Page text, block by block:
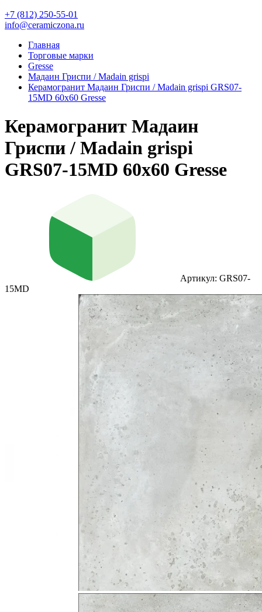
+7 (812) 250-55-01
info@ceramiczona.ru
Главная
Торговые марки
Gresse
Мадаин Гриспи / Madain grispi
Керамогранит Мадаин Гриспи / Madain grispi GRS07-
15MD 60х60 Gresse
Керамогранит Мадаин
Гриспи / Madain grispi
GRS07-15MD 60х60 Gresse
Артикул: GRS07-
15MD